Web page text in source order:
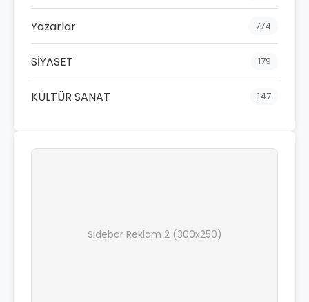
Yazarlar 774
SİYASET 179
KÜLTÜR SANAT 147
Sidebar Reklam 2 (300x250)